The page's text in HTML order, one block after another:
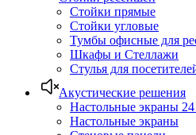
Стойки прямые
Стойки угловые
Тумбы офисные для
Шкафы и Стеллажи
Стулья для
Акустические решения
Настольные экраны
Настольные экраны